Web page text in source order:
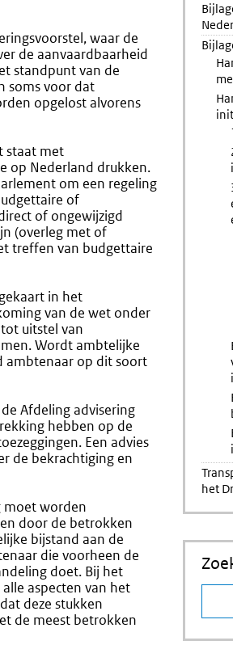
waar de
de aanvaardbaarheid
standpunt van de
soms voor dat
opgelost alvorens
staat met
op Nederland drukken.
om een regeling
of
of ongewijzigd
(overleg met of
treffen van budgettaire
in het
van de wet onder
uitstel van
Wordt ambtelijke
ambtenaar op dit soort
Afdeling advisering
hebben op de
Een advies
de bekrachtiging en
moet worden
door de betrokken
bijstand aan de
die voorheen de
doet. Bij het
aspecten van het
deze stukken
de meest betrokken
het